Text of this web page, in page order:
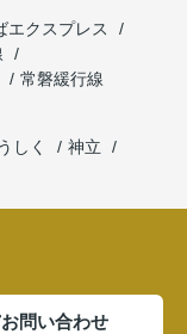
エクスプレス
常磐緩行線
しく
神立
お問い合わせ